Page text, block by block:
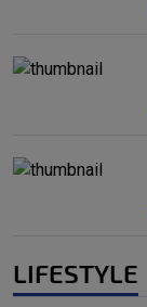
LIFESTYLE